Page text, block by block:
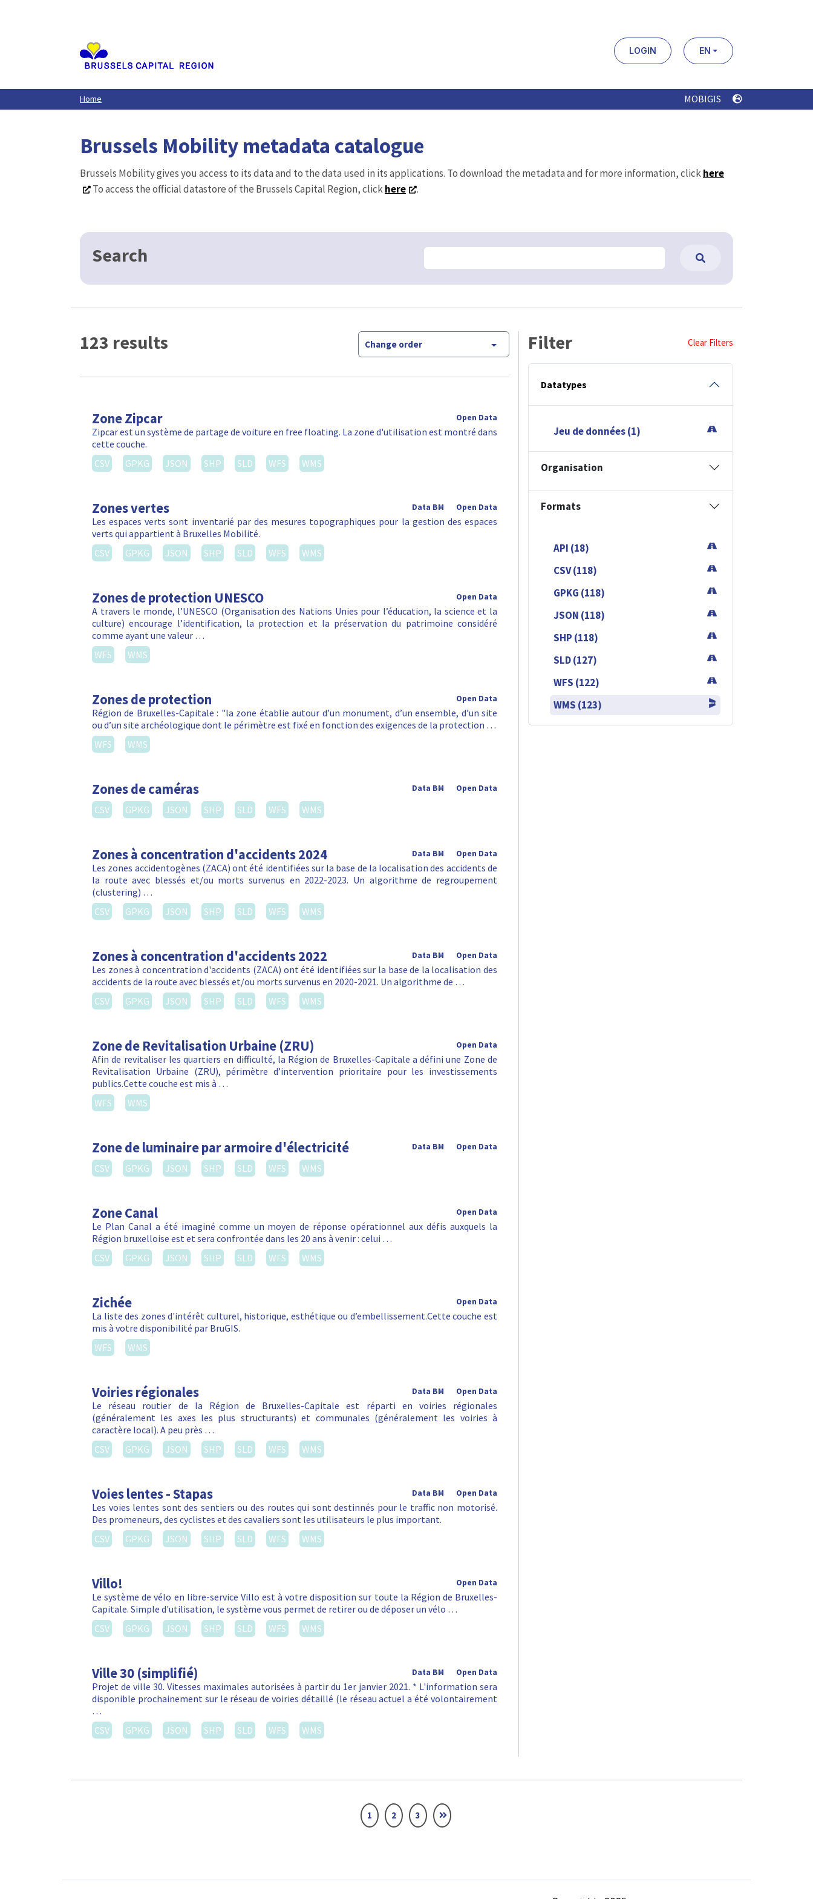
LOGIN EN
Home MOBIGIS
Brussels Mobility metadata catalogue
Brussels Mobility gives you access to its data and to the data used in its applications. To download the metadata and for more information, clickhere
To access the official datastore of the Brussels Capital Region, clickhere .
Search
123 results Change order
Zone Zipcar Open Data
Zipcar est un système de partage de voiture en free floating. La zone d'utilisation est montré dans
cette couche.
CSV
GPKG JSON SHP SLD WFS WMS
Zones vertes Open Data
Data BM
Les espaces verts sont inventarié par des mesures topographiques pour la gestion des espaces
verts qui appartient à Bruxelles Mobilité.
CSV
GPKG JSON SHP SLD WFS WMS
Zones de protection UNESCO Open Data
A travers le monde, l’UNESCO (Organisation des Nations Unies pour l’éducation, la science et la
culture) encourage l’identification, la protection et la préservation du patrimoine considéré
comme ayant une valeur …
WFS
WMS
Zones de protection Open Data
Région de Bruxelles-Capitale : "la zone établie autour d’un monument, d’un ensemble, d’un site
ou d’un site archéologique dont le périmètre est fixé en fonction des exigences de la protection …
WFS
WMS
Zones de caméras Open Data
Data BM
CSV GPKG JSON SHP SLD WFS WMS
Zones à concentration d'accidents 2024 Open Data
Data BM
Les zones accidentogènes (ZACA) ont été identifiées sur la base de la localisation des accidents de
la route avec blessés et/ou morts survenus en 2022-2023. Un algorithme de regroupement
(clustering) …
CSV
GPKG JSON SHP SLD WFS WMS
Zones à concentration d'accidents 2022 Open Data
Data BM
Les zones à concentration d'accidents (ZACA) ont été identifiées sur la base de la localisation des
accidents de la route avec blessés et/ou morts survenus en 2020-2021. Un algorithme de …
CSV
GPKG JSON SHP SLD WFS WMS
Zone de Revitalisation Urbaine (ZRU) Open Data
Afin de revitaliser les quartiers en difficulté, la Région de Bruxelles-Capitale a défini une Zone de
Revitalisation Urbaine (ZRU), périmètre d’intervention prioritaire pour les investissements
publics.Cette couche est mis à …
WFS
WMS
Zone de luminaire par armoire d'électricité Open Data
Data BM
CSV GPKG JSON SHP SLD WFS WMS
Zone Canal Open Data
Le Plan Canal a été imaginé comme un moyen de réponse opérationnel aux défis auxquels la
Région bruxelloise est et sera confrontée dans les 20 ans à venir : celui …
CSV
GPKG JSON SHP SLD WFS WMS
Zichée Open Data
La liste des zones d'intérêt culturel, historique, esthétique ou d’embellissement.Cette couche est
mis à votre disponibilité par BruGIS.
WFS
WMS
Voiries régionales Open Data
Data BM
Le réseau routier de la Région de Bruxelles-Capitale est réparti en voiries régionales
(généralement les axes les plus structurants) et communales (généralement les voiries à
caractère local). A peu près …
CSV
GPKG JSON SHP SLD WFS WMS
Voies lentes - Stapas Open Data
Data BM
Les voies lentes sont des sentiers ou des routes qui sont destinnés pour le traffic non motorisé.
Des promeneurs, des cyclistes et des cavaliers sont les utilisateurs le plus important.
CSV
GPKG JSON SHP SLD WFS WMS
Villo! Open Data
Le système de vélo en libre-service Villo est à votre disposition sur toute la Région de Bruxelles-
Capitale. Simple d'utilisation, le système vous permet de retirer ou de déposer un vélo …
CSV
GPKG JSON SHP SLD WFS WMS
Ville 30 (simplifié) Open Data
Data BM
Projet de ville 30. Vitesses maximales autorisées à partir du 1er janvier 2021. * L'information sera
disponible prochainement sur le réseau de voiries détaillé (le réseau actuel a été volontairement
…
CSV
GPKG JSON SHP SLD WFS WMS
Filter Clear Filters
Datatypes
Jeu de données (1)
Organisation
Formats
API (18)
CSV (118)
GPKG (118)
JSON (118)
SHP (118)
SLD (127)
WFS (122)
WMS (123)
1 2 3